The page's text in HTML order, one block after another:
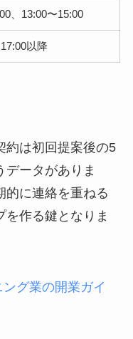
、13:00〜15:00
以降
約は初回提案後の5
データがありま
的に連絡を重ねる
作る鍵となりま
グ業の開業ガイ